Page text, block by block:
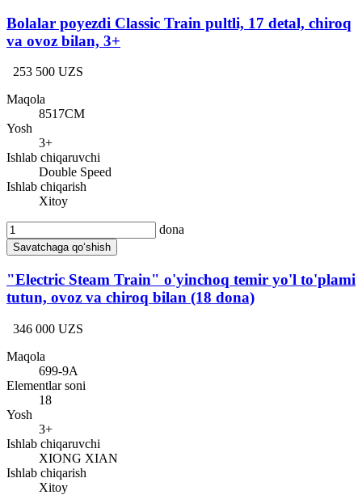
Bolalar poyezdi Classic Train pultli, 17 detal, chiroq
va ovoz bilan, 3+
253 500 UZS
Maqola
8517CM
Yosh
3+
Ishlab chiqaruvchi
Double Speed
Ishlab chiqarish
Xitoy
dona
Savatchaga qo‘shish
"Electric Steam Train" o'yinchoq temir yo'l to'plami
tutun, ovoz va chiroq bilan (18 dona)
346 000 UZS
Maqola
699-9A
Elementlar soni
18
Yosh
3+
Ishlab chiqaruvchi
XIONG XIAN
Ishlab chiqarish
Xitoy